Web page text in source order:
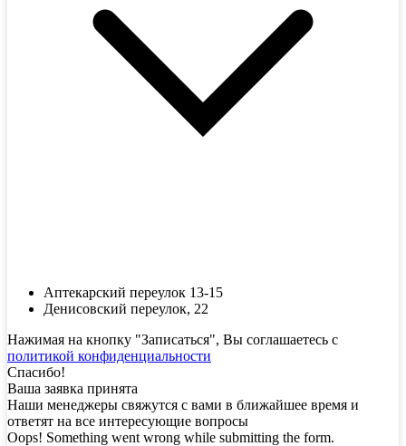
Аптекарский переулок 13-15
Денисовский переулок, 22
Нажимая на кнопку "Записаться", Вы соглашаетесь с
политикой конфиденциальности
Спасибо!
Ваша заявка принята
Наши менеджеры свяжутся с вами в ближайшее время и
ответят на все интересующие вопросы
Oops! Something went wrong while submitting the form.